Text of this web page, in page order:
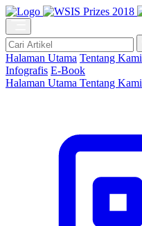
Halaman Utama Tentang Kami
Infografis E-Book
Halaman Utama Tentang Kami